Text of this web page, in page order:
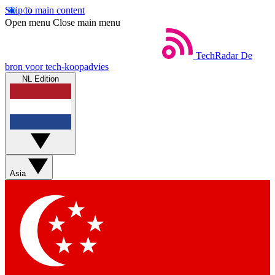
Skip to main content
Open menu Close main menu
TechRadar De
bron voor tech-koopadvies
NL Edition
Asia